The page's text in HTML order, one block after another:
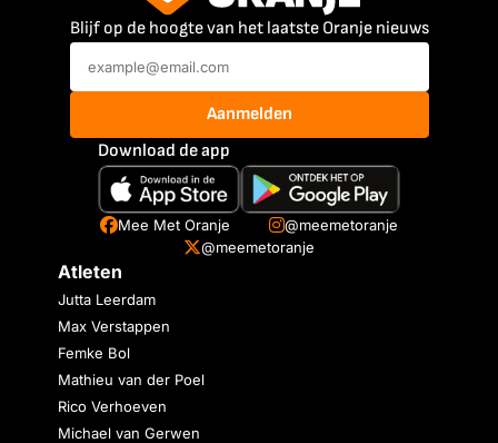
Blijf op de hoogte van het laatste Oranje nieuws
Aanmelden
Download de app
Mee Met Oranje
@meemetoranje
@meemetoranje
Atleten
Jutta Leerdam
Max Verstappen
Femke Bol
Mathieu van der Poel
Rico Verhoeven
Michael van Gerwen